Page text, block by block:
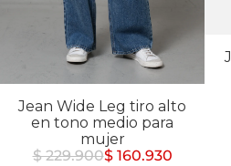
Jean Wide Leg tiro alto
en tono medio para
mujer
$ 229.900$ 160.930